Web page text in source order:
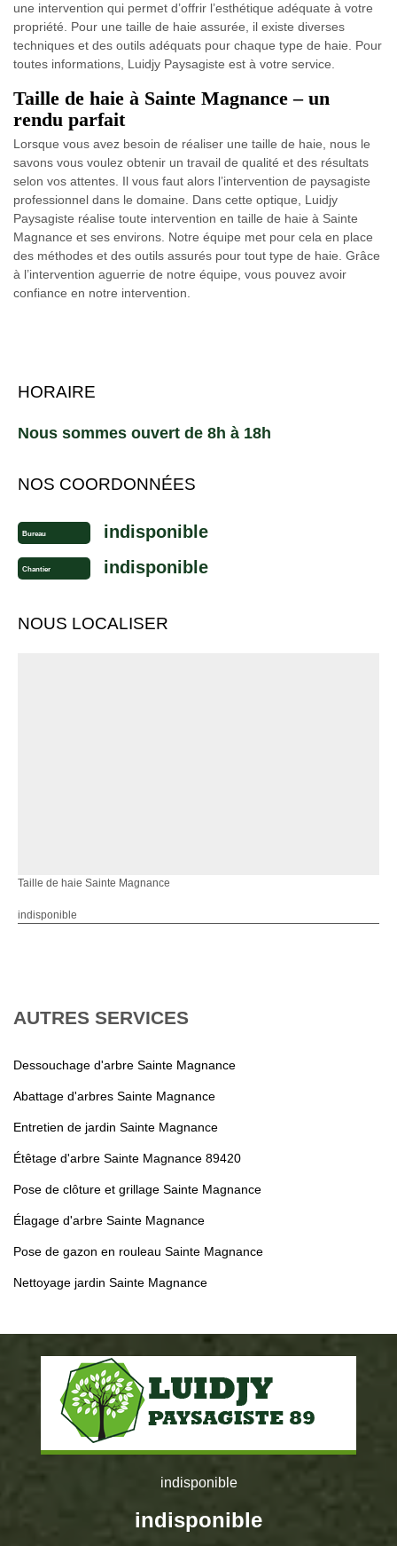
une intervention qui permet d’offrir l’esthétique adéquate à votre
propriété. Pour une taille de haie assurée, il existe diverses
techniques et des outils adéquats pour chaque type de haie. Pour
toutes informations, Luidjy Paysagiste est à votre service.
Taille de haie à Sainte Magnance – un
rendu parfait
Lorsque vous avez besoin de réaliser une taille de haie, nous le
savons vous voulez obtenir un travail de qualité et des résultats
selon vos attentes. Il vous faut alors l’intervention de paysagiste
professionnel dans le domaine. Dans cette optique, Luidjy
Paysagiste réalise toute intervention en taille de haie à Sainte
Magnance et ses environs. Notre équipe met pour cela en place
des méthodes et des outils assurés pour tout type de haie. Grâce
à l’intervention aguerrie de notre équipe, vous pouvez avoir
confiance en notre intervention.
HORAIRE
Nous sommes ouvert de 8h à 18h
NOS COORDONNÉES
Bureau indisponible
Chantier indisponible
NOUS LOCALISER
Taille de haie Sainte Magnance
indisponible
AUTRES SERVICES
Dessouchage d'arbre Sainte Magnance
Abattage d'arbres Sainte Magnance
Entretien de jardin Sainte Magnance
Étêtage d'arbre Sainte Magnance 89420
Pose de clôture et grillage Sainte Magnance
Élagage d'arbre Sainte Magnance
Pose de gazon en rouleau Sainte Magnance
Nettoyage jardin Sainte Magnance
indisponible
indisponible